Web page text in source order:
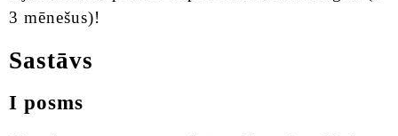
3 mēnešus)!
Sastāvs
I posms